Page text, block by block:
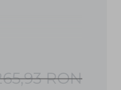
bună a
de luminăRON